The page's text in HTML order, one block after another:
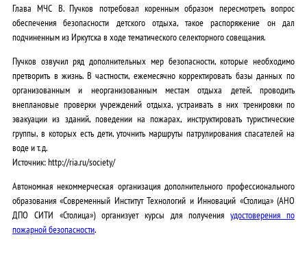
Глава МЧС В. Пучков потребовал коренным образом пересмотреть вопрос
обеспечения безопасности детского отдыха, такое распоряжение он дал
подчиненным из Иркутска в ходе тематического селекторного совещания.
Пучков озвучил ряд дополнительных мер безопасности, которые необходимо
претворить в жизнь. В частности, ежемесячно корректировать базы данных по
организованным и неорганизованным местам отдыха детей, проводить
внеплановые проверки учреждений отдыха, устраивать в них тренировки по
эвакуации из зданий, поведении на пожарах, инструктировать туристические
группы, в которых есть дети, уточнить маршруты патрулирования спасателей на
воде и т. д.
Источник: http://ria.ru/society/
Автономная некоммерческая организация дополнительного профессионального
образования «Современный Институт Технологий и Инноваций «Столица» (АНО
ДПО СИТИ «Столица») организует курсы для получения удостоверения по
пожарной безопасности.